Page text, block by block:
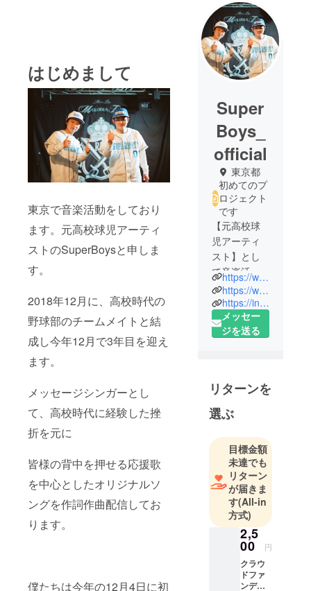
はじめまして
東京で音楽活動をしており
ます。元高校球児アーティ
ストのSuperBoysと申しま
す。
2018年12月に、高校時代の
野球部のチームメイトと結
成し今年12月で3年目を迎え
ます。
メッセージシンガーとし
て、高校時代に経験した挫
折を元に
皆様の背中を押せる応援歌
を中心としたオリジナルソ
ングを作詞作曲配信してお
ります。
僕たちは今年の12月4日に初
Super
Boys_
official
東京都
初めてのプ
ロジェクト
です
【元高校球
児アーティ
スト】とし
て音楽活動
しておりま
す、
SuperBoys
(スーパー
東京を拠点
に活動をし
ておりま
す。
僕たちの最
大の特徴
は”元高校球
児”であるこ
とです。
高校時代に
挫折を経験
しており、
https://www.youtube.com/channel/UC3yZvbBa8K0dgxn9t-IxYdA
https://www.tunecore.co.jp/artists/SuperBoy
https://instagram.com/super_boysz?utm_medium=copy_link
メッセー
ジを送る
リターンを
選ぶ
目標金額
未達でも
リターン
が届きま
す(All-in
方式)
2,5
00 円
クラウ
ドファ
ンディ